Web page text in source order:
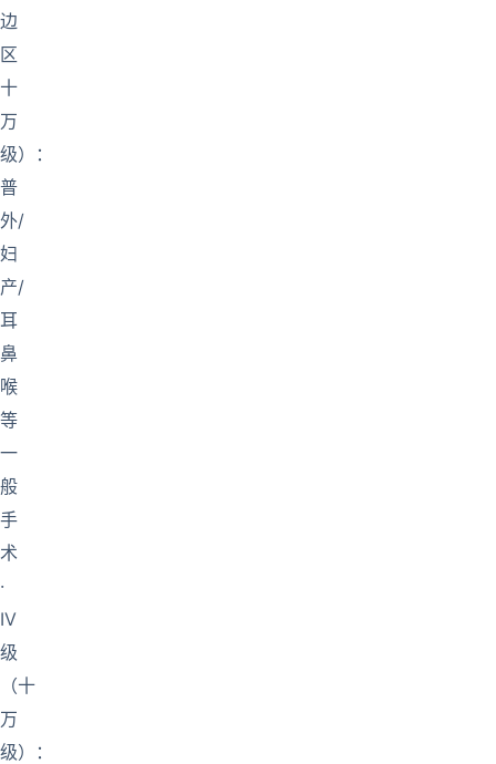
边
区
十
万
级）：
普
外/
妇
产/
耳
鼻
喉
等
一
般
手
术
·
IV
级
（十
万
级）：